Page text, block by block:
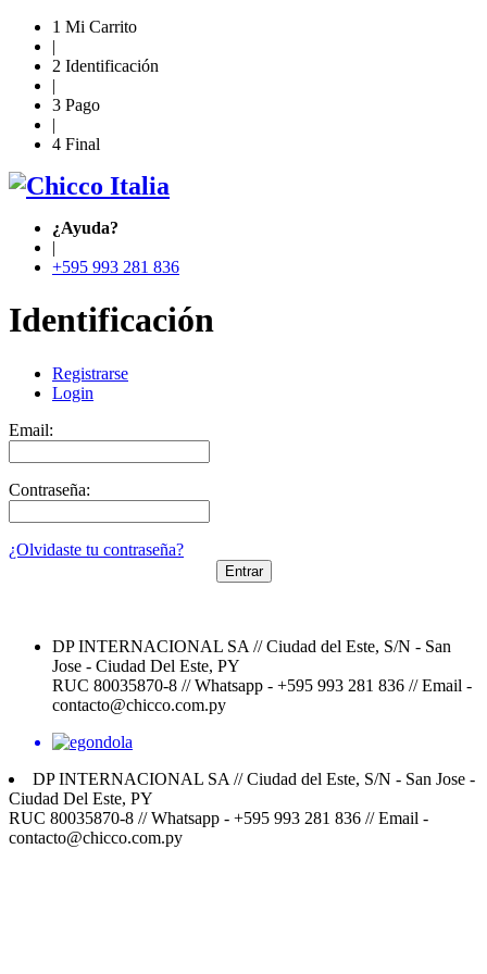
1 Mi Carrito
|
2 Identificación
|
3 Pago
|
4 Final
¿Ayuda?
|
+595 993 281 836
Identificación
Registrarse
Login
Email:
Contraseña:
¿Olvidaste tu contraseña?
Entrar
DP INTERNACIONAL SA // Ciudad del Este, S/N - San
Jose - Ciudad Del Este, PY
RUC 80035870-8 // Whatsapp - +595 993 281 836 // Email -
contacto@chicco.com.py
DP INTERNACIONAL SA // Ciudad del Este, S/N - San Jose -
Ciudad Del Este, PY
RUC 80035870-8 // Whatsapp - +595 993 281 836 // Email -
contacto@chicco.com.py